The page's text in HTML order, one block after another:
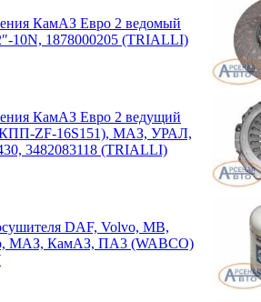
КамАЗ Евро 2 ведомый
10N, 1878000205 (TRIALLI)
КамАЗ Евро 2 ведущий
ZF-16S151), МАЗ, УРАЛ,
3482083118 (TRIALLI)
DAF, Volvo, MB,
МАЗ, КамАЗ, ПА3 (WABCO)